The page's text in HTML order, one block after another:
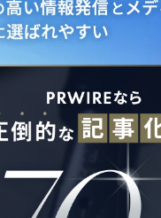
Japanese